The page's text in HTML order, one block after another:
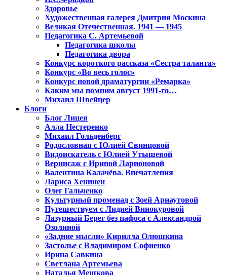
Здоровье
Художественная галерея Дмитрия Москина
Великая Отечественная. 1941 — 1945
Педагогика С. Артемьевой
Педагогика школы
Педагогика двора
Конкурс короткого рассказа «Сестра таланта»
Конкурс «Во весь голос»
Конкурс новой драматургии «Ремарка»
Каким мы помним август 1991-го…
Михаил Швейцер
Блоги
Блог Лицея
Алла Нестеренко
Михаил Гольденберг
Родословная с Юлией Свинцовой
Видоискатель с Юлией Утышевой
Вернисаж с Ириной Ларионовой
Валентина Калачёва. Впечатления
Лариса Хенинен
Олег Гальченко
Культурный променад с Зоей Арнаутовой
Путешествуем с Лидией Винокуровой
Лазурный Берег без пафоса с Александрой
Озолиной
«Задние мысли» Кирилла Олюшкина
Застолье с Владимиром Софиенко
Ирина Савкина
Светлана Артемьева
Наталья Мешкова